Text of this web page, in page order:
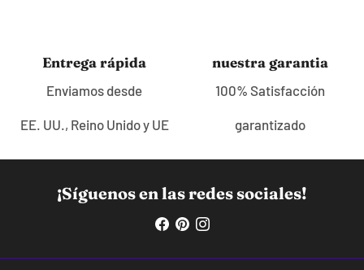
Entrega rápida
Enviamos desde
EE. UU., Reino Unido y UE
nuestra garantia
100% Satisfacción
garantizado
¡Síguenos en las redes sociales!